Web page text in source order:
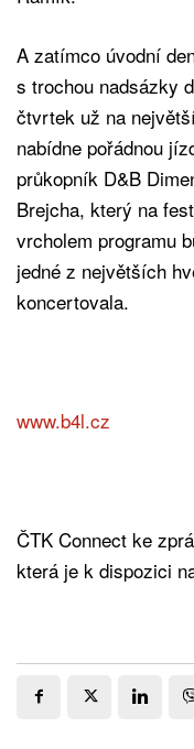
A zatímco úvodní
s trochou nadsázky
čtvrtek už na
nabídne pořádnou
průkopník D&B
Brejcha, který na
vrcholem programu
jedné z největších
koncertovala.
www.b4l.cz
ČTK Connect ke
která je k dispozici